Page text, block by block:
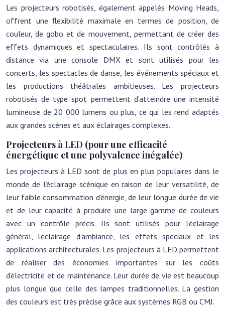
Les projecteurs robotisés, également appelés Moving Heads,
offrent une flexibilité maximale en termes de position, de
couleur, de gobo et de mouvement, permettant de créer des
effets dynamiques et spectaculaires. Ils sont contrôlés à
distance via une console DMX et sont utilisés pour les
concerts, les spectacles de danse, les événements spéciaux et
les productions théâtrales ambitieuses. Les projecteurs
robotisés de type spot permettent d’atteindre une intensité
lumineuse de 20 000 lumens ou plus, ce qui les rend adaptés
aux grandes scènes et aux éclairages complexes.
Projecteurs à LED (pour une efficacité
énergétique et une polyvalence inégalée)
Les projecteurs à LED sont de plus en plus populaires dans le
monde de l’éclairage scénique en raison de leur versatilité, de
leur faible consommation d’énergie, de leur longue durée de vie
et de leur capacité à produire une large gamme de couleurs
avec un contrôle précis. Ils sont utilisés pour l’éclairage
général, l’éclairage d’ambiance, les effets spéciaux et les
applications architecturales. Les projecteurs à LED permettent
de réaliser des économies importantes sur les coûts
d’électricité et de maintenance. Leur durée de vie est beaucoup
plus longue que celle des lampes traditionnelles. La gestion
des couleurs est très précise grâce aux systèmes RGB ou CMJ.